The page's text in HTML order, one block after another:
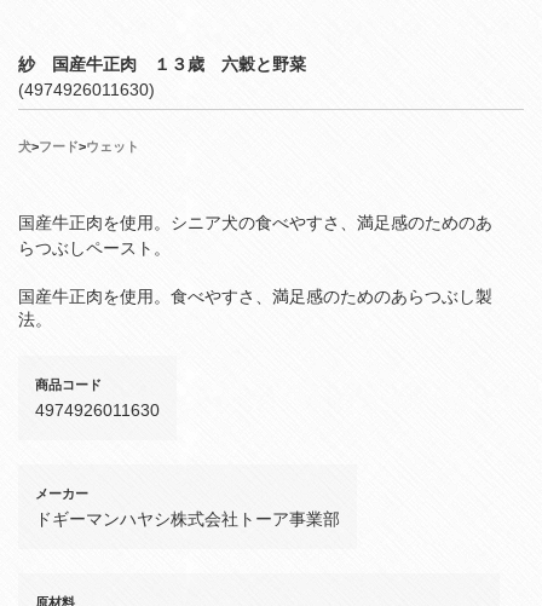
紗 国産牛正肉 １３歳 六穀と野菜
(4974926011630)
犬>フード>ウェット
国産牛正肉を使用。シニア犬の食べやすさ、満足感のためのあ
らつぶしペースト。
国産牛正肉を使用。食べやすさ、満足感のためのあらつぶし製
法。
商品コード
4974926011630
メーカー
ドギーマンハヤシ株式会社トーア事業部
原材料